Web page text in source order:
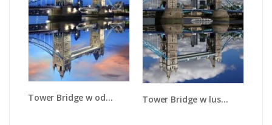
Tower Bridge w odbiciu wody - AM083 Tower Bridge w lustrzanym odbiciu wody - AM084